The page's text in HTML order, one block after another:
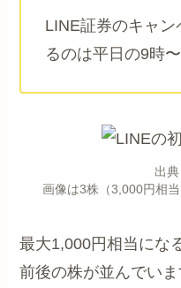
LINE証券のキャン
るのは平日の9時〜
出典
画像は3株（3,000円相
最大1,000円相当にな
前後の株が並んでいま